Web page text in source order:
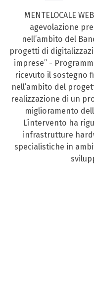
MENTELOCALE
agevolazione
nell’ambito del
progetti di
imprese” -
ricevuto il sostegno
nell’ambito del
realizzazione di un
miglioramento
L’intervento ha
infrastrutture
specialistiche in